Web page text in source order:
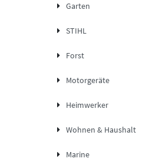
Garten
STIHL
Forst
Motorgeräte
Heimwerker
Wohnen & Haushalt
Marine